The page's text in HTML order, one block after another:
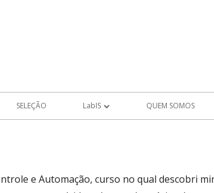
SELEÇÃO LabIS QUEM SOMOS
e Automação, curso no qual descobri